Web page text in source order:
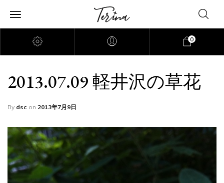
0
2013.07.09 軽井沢の草花
By dsc on 2013年7月9日